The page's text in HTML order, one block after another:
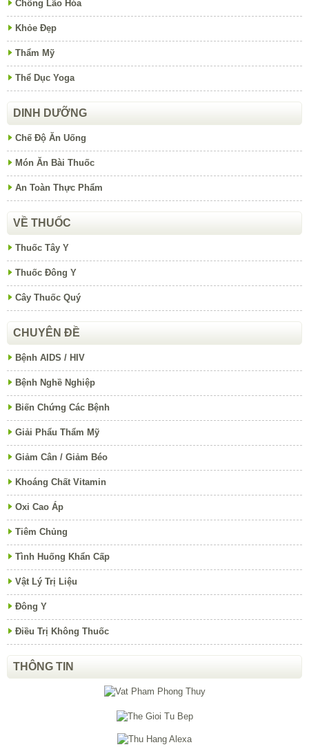
Chống Lão Hóa
Khỏe Đẹp
Thẩm Mỹ
Thể Dục Yoga
DINH DƯỠNG
Chế Độ Ăn Uống
Món Ăn Bài Thuốc
An Toàn Thực Phẩm
VỀ THUỐC
Thuốc Tây Y
Thuốc Đông Y
Cây Thuốc Quý
CHUYÊN ĐỀ
Bệnh AIDS / HIV
Bệnh Nghề Nghiệp
Biến Chứng Các Bệnh
Giải Phẩu Thẩm Mỹ
Giảm Cân / Giảm Béo
Khoáng Chất Vitamin
Oxi Cao Áp
Tiêm Chủng
Tình Huống Khẩn Cấp
Vật Lý Trị Liệu
Đông Y
Điều Trị Không Thuốc
THÔNG TIN